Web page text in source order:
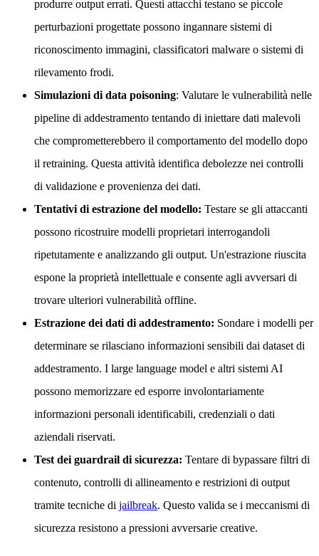
produrre output errati. Questi attacchi testano se piccole
perturbazioni progettate possono ingannare sistemi di
riconoscimento immagini, classificatori malware o sistemi di
rilevamento frodi.
Simulazioni di data poisoning: Valutare le vulnerabilità nelle
pipeline di addestramento tentando di iniettare dati malevoli
che comprometterebbero il comportamento del modello dopo
il retraining. Questa attività identifica debolezze nei controlli
di validazione e provenienza dei dati.
Tentativi di estrazione del modello: Testare se gli attaccanti
possono ricostruire modelli proprietari interrogandoli
ripetutamente e analizzando gli output. Un'estrazione riuscita
espone la proprietà intellettuale e consente agli avversari di
trovare ulteriori vulnerabilità offline.
Estrazione dei dati di addestramento: Sondare i modelli per
determinare se rilasciano informazioni sensibili dai dataset di
addestramento. I large language model e altri sistemi AI
possono memorizzare ed esporre involontariamente
informazioni personali identificabili, credenziali o dati
aziendali riservati.
Test dei guardrail di sicurezza: Tentare di bypassare filtri di
contenuto, controlli di allineamento e restrizioni di output
tramite tecniche di jailbreak. Questo valida se i meccanismi di
sicurezza resistono a pressioni avversarie creative.